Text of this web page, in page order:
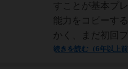
すことが基本プ
能力をコピーす
かく、まだ初回
続きを読む（6年以上前